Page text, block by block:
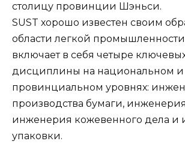
столицу провинции Шэньси.
SUST хорошо известен своим
области легкой
включает в себя четыре
дисциплины на национальном и
провинциальном уровнях:
производства бумаги,
инженерия кожевенного дела и
упаковки.